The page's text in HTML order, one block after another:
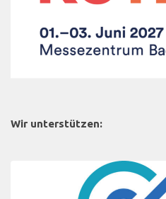
Wir unterstützen: